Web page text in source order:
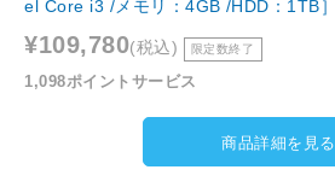
el Core i3 /メモリ：4GB /HDD：1TB］
¥109,780(税込) 限定数終了
1,098ポイントサービス
商品詳細を見る